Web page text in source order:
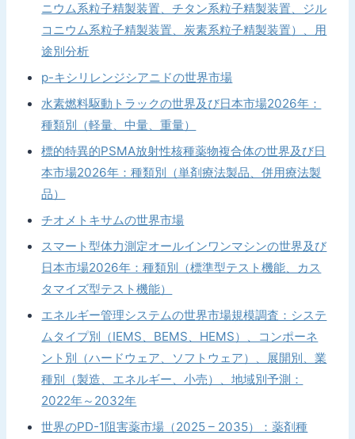
ニウム系粒子精製装置、チタン系粒子精製装置、ジル
コニウム系粒子精製装置、炭素系粒子精製装置）、用
途別分析
p-キシリレンジシアニドの世界市場
水素燃料駆動トラックの世界及び日本市場2026年：
種類別（軽量、中量、重量）
標的特異的PSMA放射性核種薬物複合体の世界及び日
本市場2026年：種類別（単剤療法製品、併用療法製
品）
チオメトキサムの世界市場
スマート型体力測定オールインワンマシンの世界及び
日本市場2026年：種類別（標準型テスト機能、カス
タマイズ型テスト機能）
エネルギー管理システムの世界市場規模調査：システ
ムタイプ別（IEMS、BEMS、HEMS）、コンポーネ
ント別（ハードウェア、ソフトウェア）、展開別、業
種別（製造、エネルギー、小売）、地域別予測：
2022年～2032年
世界のPD-1阻害薬市場（2025 – 2035）：薬剤種